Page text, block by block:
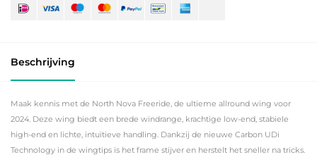
Beschrijving
Maak kennis met de North Nova Freeride, de ultieme allround wing voor
2024. Deze wing biedt een brede windrange, krachtige low-end, stabiele
high-end en lichte, intuïtieve handling. Dankzij de nieuwe Carbon UDi
Technology in de wingtips is het frame stijver en herstelt het sneller na tricks.